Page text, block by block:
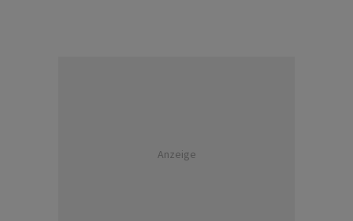
Anzeige